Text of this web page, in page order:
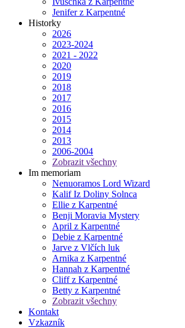
Jenifer z Karpentné
Historky
2026
2023-2024
2021 - 2022
2020
2019
2018
2017
2016
2015
2014
2013
2006-2004
Zobrazit všechny
Im memoriam
Nenuoramos Lord Wizard
Kalif Iz Doliny Solnca
Ellie z Karpentné
Benji Moravia Mystery
April z Karpentné
Debie z Karpentné
Jarve z Vlčích luk
Arnika z Karpentné
Hannah z Karpentné
Cliff z Karpentné
Betty z Karpentné
Zobrazit všechny
Kontakt
Vzkazník